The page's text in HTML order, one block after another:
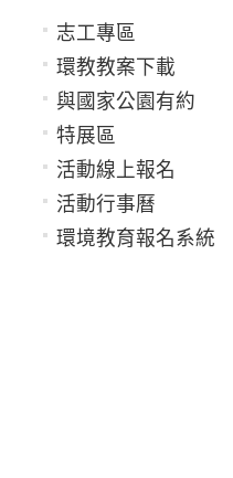
志工專區
環教教案下載
與國家公園有約
特展區
活動線上報名
活動行事曆
環境教育報名系統